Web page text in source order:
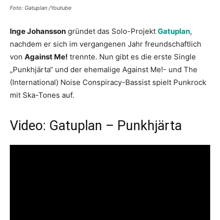
Foto: Gatuplan /Youtube
Inge Johansson gründet das Solo-Projekt Gatuplan,
nachdem er sich im vergangenen Jahr freundschaftlich
von Against Me! trennte. Nun gibt es die erste Single
„Punkhjärta“ und der ehemalige Against Me!- und The
(International) Noise Conspiracy-Bassist spielt Punkrock
mit Ska-Tones auf.
Video: Gatuplan – Punkhjärta